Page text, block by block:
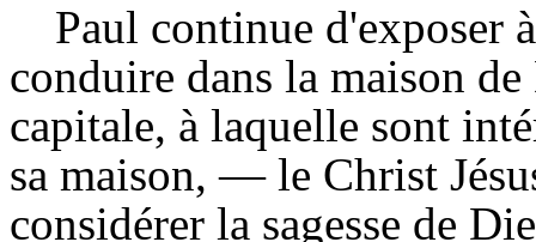
Paul continue d'exposer
conduire dans la maison
capitale, à laquelle sont
sa maison, — le Christ
considérer la sagesse de